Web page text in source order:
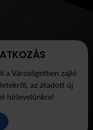
a Városligetben zajló
az átadott új
hírlevelünkre!